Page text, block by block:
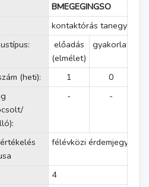
BMEGEGINGSO
kontaktórás tanegység
előadás
(elmélet)
gyakorlat
(heti):
1
0
- -
félévközi érdemjegy
4